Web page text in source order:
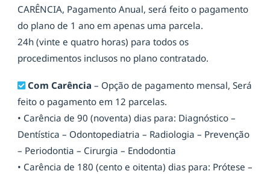
CARÊNCIA, Pagamento Anual, será feito o pagamento
do plano de 1 ano em apenas uma parcela.
24h (vinte e quatro horas) para todos os
procedimentos inclusos no plano contratado.
Com Carência – Opção de pagamento mensal, Será
feito o pagamento em 12 parcelas.
• Carência de 90 (noventa) dias para: Diagnóstico –
Dentística – Odontopediatria – Radiologia – Prevenção
– Periodontia – Cirurgia – Endodontia
• Carência de 180 (cento e oitenta) dias para: Prótese –